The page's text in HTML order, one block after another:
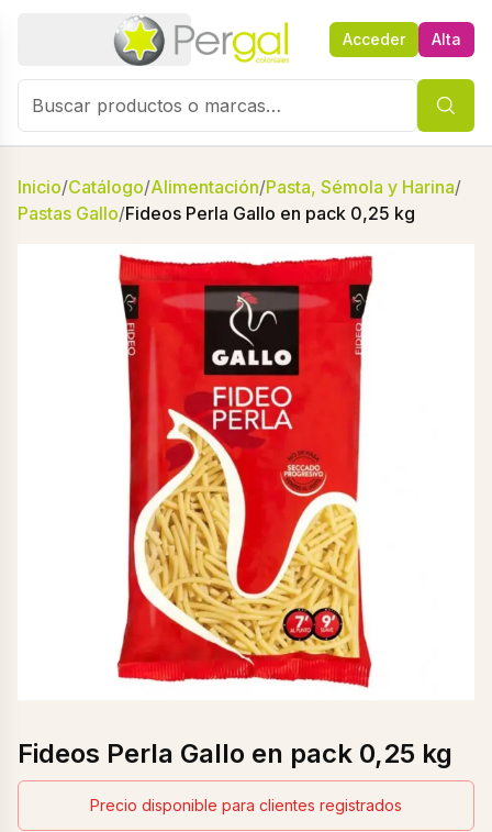
Acceder Alta
Inicio/Catálogo/Alimentación/Pasta, Sémola y Harina/
Pastas Gallo/Fideos Perla Gallo en pack 0,25 kg
Fideos Perla Gallo en pack 0,25 kg
Precio disponible para clientes registrados